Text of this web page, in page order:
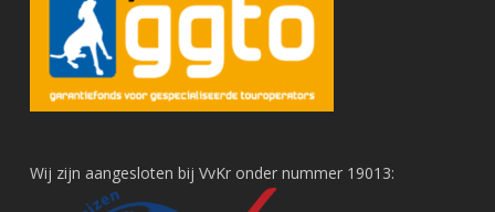
Wij zijn aangesloten bij VvKr onder nummer 19013: